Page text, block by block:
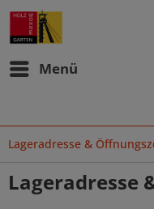
Menü
Lageradresse &
Lageradresse